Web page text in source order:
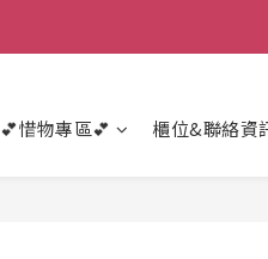
💕惜物專區💕 櫃位&聯絡資